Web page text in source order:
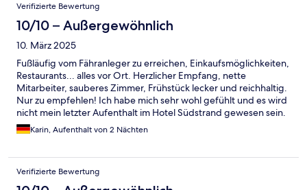
Verifizierte Bewertung
10/10 – Außergewöhnlich
10. März 2025
Fußläufig vom Fähranleger zu erreichen, Einkaufsmöglichkeiten,
Restaurants... alles vor Ort. Herzlicher Empfang, nette
Mitarbeiter, sauberes Zimmer, Frühstück lecker und reichhaltig.
Nur zu empfehlen! Ich habe mich sehr wohl gefühlt und es wird
nicht mein letzter Aufenthalt im Hotel Südstrand gewesen sein.
Vielen Dank nochmal für die kurze, schöne Zeit bei Euch!
Karin, Aufenthalt von 2 Nächten
Verifizierte Bewertung